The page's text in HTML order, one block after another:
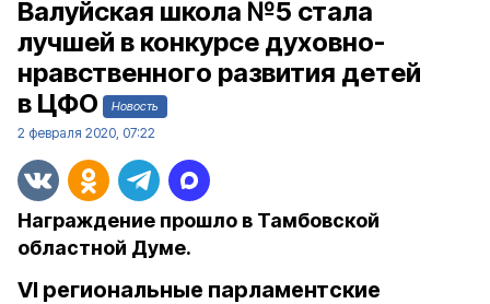
Валуйская школа №5 стала
лучшей в конкурсе духовно-
нравственного развития детей
в ЦФО
Новость
2 февраля 2020, 07:22
Награждение прошло в Тамбовской
областной Думе.
VI региональные парламентские